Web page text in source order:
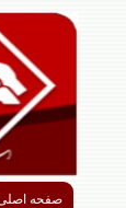
صفحه